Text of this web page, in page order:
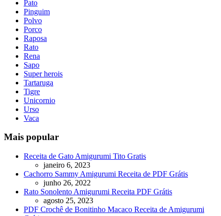
Pato
Pinguim
Polvo
Porco
Raposa
Rato
Rena
Sapo
Super herois
Tartaruga
Tigre
Unicornio
Urso
Vaca
Mais popular
Receita de Gato Amigurumi Tito Gratis
janeiro 6, 2023
Cachorro Sammy Amigurumi Receita de PDF Grátis
junho 26, 2022
Rato Sonolento Amigurumi Receita PDF Grátis
agosto 25, 2023
PDF Crochê de Bonitinho Macaco Receita de Amigurumi